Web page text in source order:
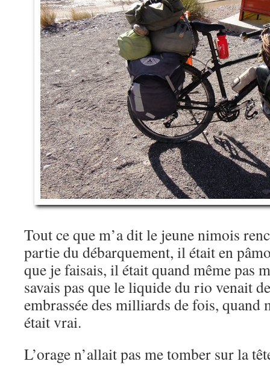
Tout ce que m’a dit le jeune nimois
partie du débarquement, il était en
que je faisais, il était quand même pas
savais pas que le liquide du rio venait
embrassée des milliards de fois, quand
était vrai.
L’orage n’allait pas me tomber sur la